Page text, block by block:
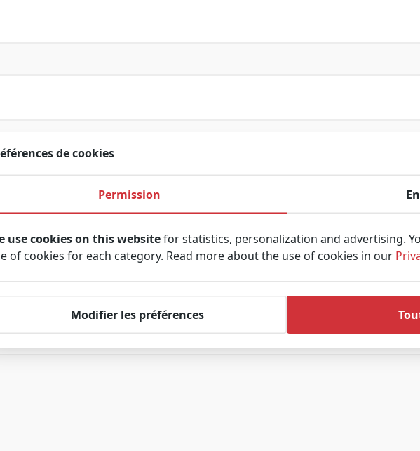
de cookies
Permission
use cookies on this websitefor statistics, personalization and advertising.
of cookies for each category. Read more about the use of cookies in our
Modifier les préférences